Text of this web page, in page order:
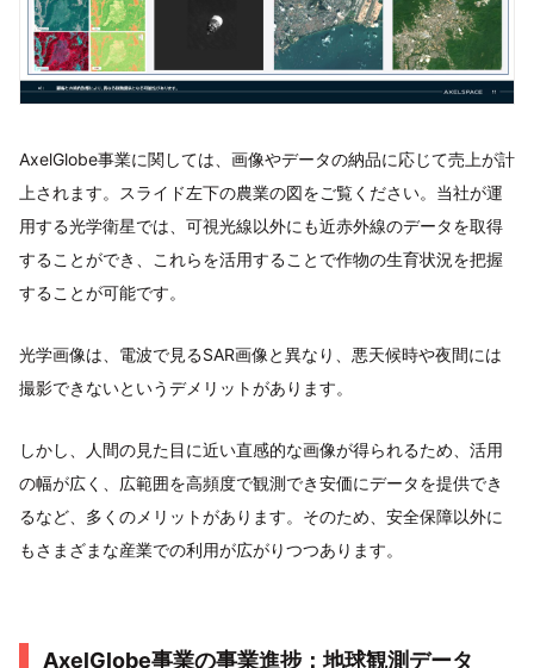
AxelGlobe事業に関しては、画像やデータの納品に応じて売上が計
上されます。スライド左下の農業の図をご覧ください。当社が運
用する光学衛星では、可視光線以外にも近赤外線のデータを取得
することができ、これらを活用することで作物の生育状況を把握
することが可能です。
光学画像は、電波で見るSAR画像と異なり、悪天候時や夜間には
撮影できないというデメリットがあります。
しかし、人間の見た目に近い直感的な画像が得られるため、活用
の幅が広く、広範囲を高頻度で観測でき安価にデータを提供でき
るなど、多くのメリットがあります。そのため、安全保障以外に
もさまざまな産業での利用が広がりつつあります。
AxelGlobe事業の事業進捗：地球観測データ